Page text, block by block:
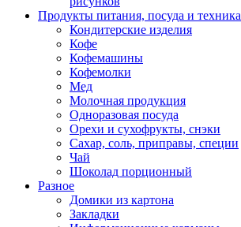
Продукты питания, посуда и техника
Кондитерские изделия
Кофе
Кофемашины
Кофемолки
Мед
Молочная продукция
Одноразовая посуда
Орехи и сухофрукты, снэки
Сахар, соль, приправы, специи
Чай
Шоколад порционный
Разное
Домики из картона
Закладки